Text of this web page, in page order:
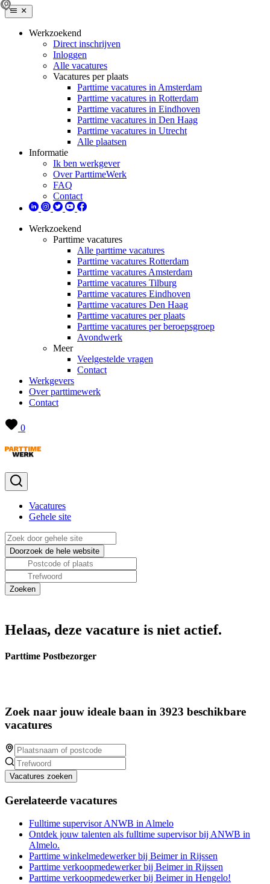
Werkzoekend
Direct inschrijven
Inloggen
Alle vacatures
Vacatures per plaats
Parttime vacatures in Amsterdam
Parttime vacatures in Rotterdam
Parttime vacatures in Eindhoven
Parttime vacatures in Den Haag
Parttime vacatures in Utrecht
Alle plaatsen
Informatie
Ik ben werkgever
Over ParttimeWerk
FAQ
Contact
Werkzoekend
Parttime vacatures
Alle parttime vacatures
Parttime vacatures Rotterdam
Parttime vacatures Amsterdam
Parttime vacatures Tilburg
Parttime vacatures Eindhoven
Parttime vacatures Den Haag
Parttime vacatures per plaats
Parttime vacatures per beroepsgroep
Avondwerk
Meer
Veelgestelde vragen
Contact
Werkgevers
Over parttimewerk
Contact
0
Vacatures
Gehele site
Helaas, deze vacature is niet actief.
Parttime Postbezorger
Zoek naar jouw ideale baan in 3923 beschikbare
vacatures
Vacatures zoeken
Gerelateerde vacatures
Fulltime supervisor ANWB in Almelo
Ontdek jouw talenten als fulltime supervisor bij ANWB in
Almelo.
Parttime winkelmedewerker bij Beimer in Rijssen
Parttime verkoopmedewerker bij Beimer in Rijssen
Parttime verkoopmedewerker bij Beimer in Hengelo!